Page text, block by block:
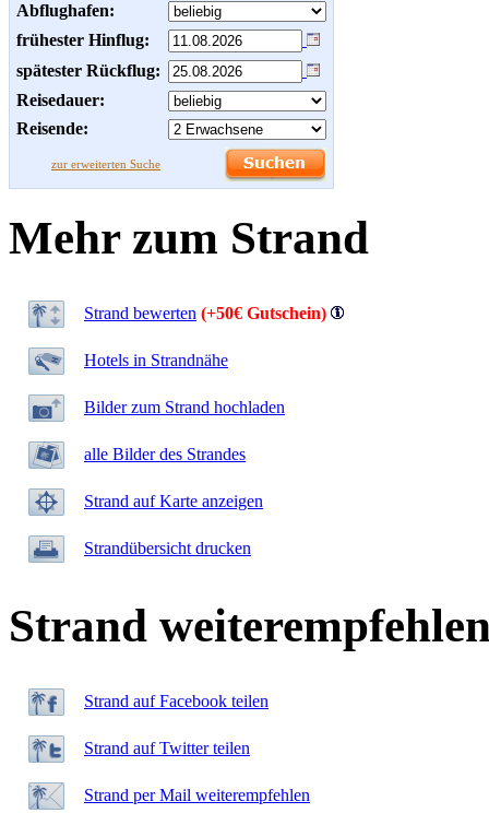
Abflughafen:
frühester Hinflug:
spätester Rückflug:
Reisedauer:
Reisende:
zur erweiterten Suche
Mehr zum Strand
Strand bewerten (+50€ Gutschein)
Hotels in Strandnähe
Bilder zum Strand hochladen
alle Bilder des Strandes
Strand auf Karte anzeigen
Strandübersicht drucken
Strand
Strand auf Facebook teilen
Strand auf Twitter teilen
Strand per Mail weiterempfehlen